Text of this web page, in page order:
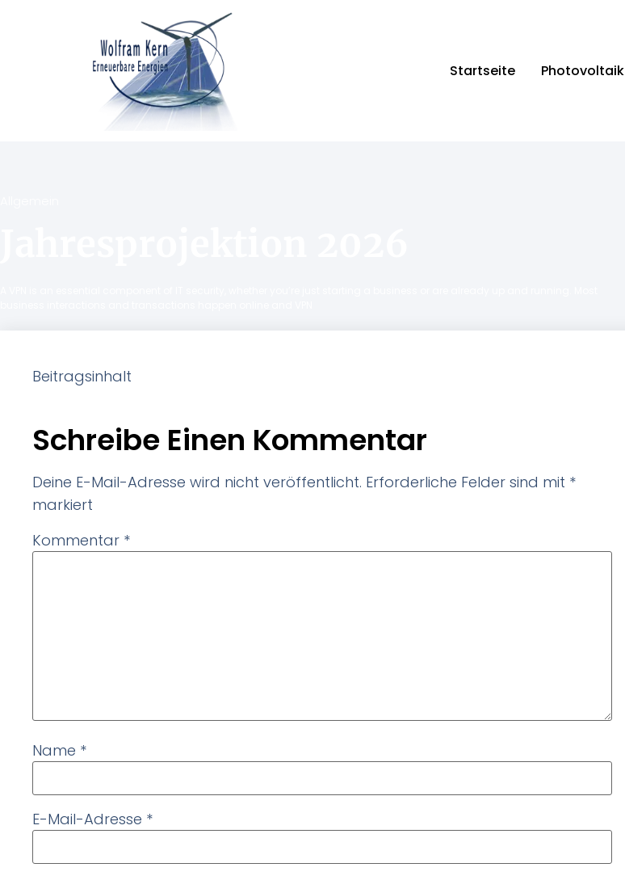
Startseite Photovoltaik
Beitragsinhalt
Schreibe Einen Kommentar
Deine E-Mail-Adresse wird nicht veröffentlicht. Erforderliche Felder sind mit *
markiert
Kommentar *
Name *
E-Mail-Adresse *